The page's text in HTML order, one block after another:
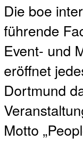
Die boe
führende
Event- und
eröffnet
Dortmund
Motto